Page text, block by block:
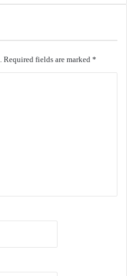
Required fields are marked *